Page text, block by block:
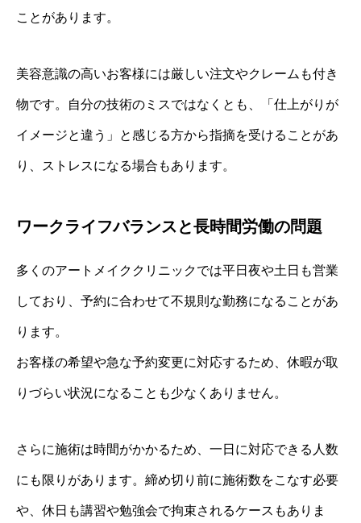
ことがあります。
美容意識の高いお客様には厳しい注文やクレームも付き
物です。自分の技術のミスではなくとも、「仕上がりが
イメージと違う」と感じる方から指摘を受けることがあ
り、ストレスになる場合もあります。
ワークライフバランスと長時間労働の問題
多くのアートメイククリニックでは平日夜や土日も営業
しており、予約に合わせて不規則な勤務になることがあ
ります。
お客様の希望や急な予約変更に対応するため、休暇が取
りづらい状況になることも少なくありません。
さらに施術は時間がかかるため、一日に対応できる人数
にも限りがあります。締め切り前に施術数をこなす必要
や、休日も講習や勉強会で拘束されるケースもありま